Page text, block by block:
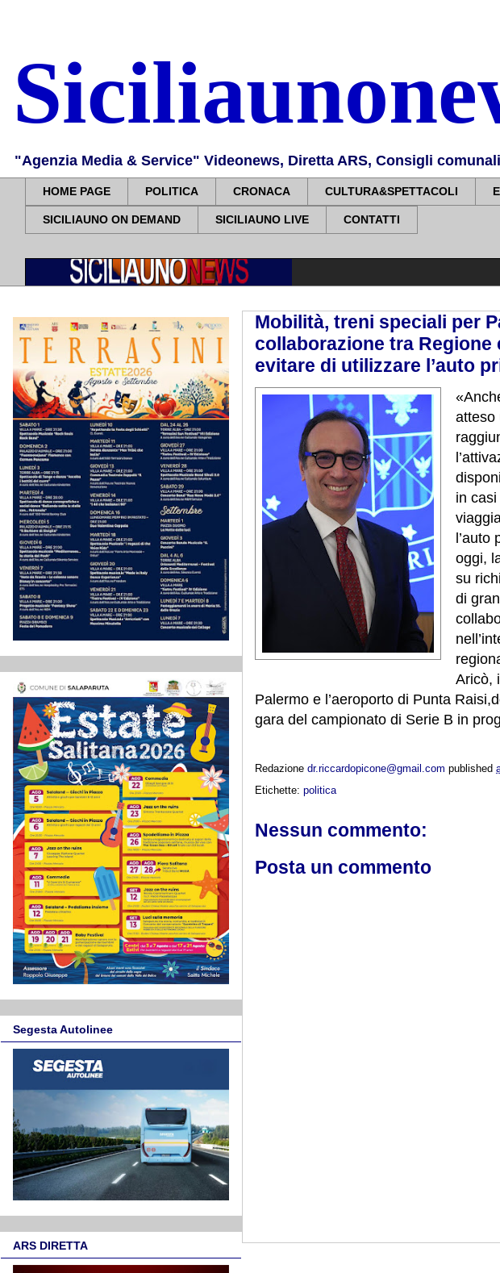
"Agenzia Media & Service" Videonews, Diretta ARS, Consigli
HOME PAGE POLITICA CRONACA CULTURA&SPETTACOLI
SICILIAUNO ON DEMAND SICILIAUNO LIVE CONTATTI
Mobilità, treni speciali per
collaborazione tra
evitare di utilizzare l’auto
atteso
in
l’auto
oggi,
su
di
Aricò,
Palermo e l’aeroporto di Punta
gara del campionato di Serie B in
Redazione dr.riccardopicone@gmail.com published
Etichette: politica
Nessun commento:
Posta un commento
Segesta Autolinee
ARS DIRETTA